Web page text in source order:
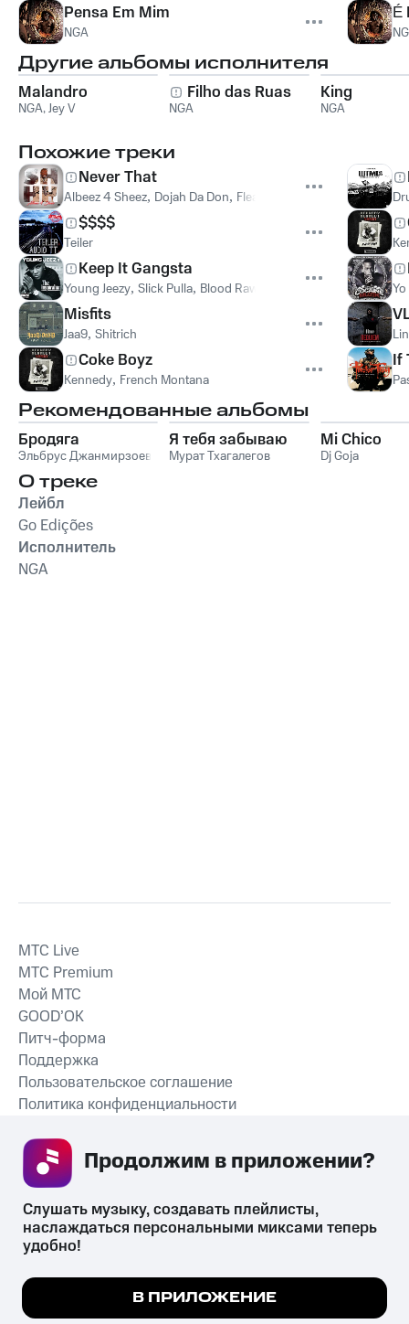
Pensa Em Mim
NGA
É
Другие альбомы исполнителя
Malandro
NGA,Jey V
Filho das Ruas
NGA
King
NGA
Похожие треки
Never That
Albeez 4 Sheez, Dojah Da Don, Fleaks
$$$$
Teiler
Keep It Gangsta
Young Jeezy, Slick Pulla, Blood Raw
Misfits
Jaa9, Shitrich
Coke Boyz
Kennedy, French Montana
If
Рекомендованные альбомы
Бродяга
Эльбрус Джанмирзоев
Я тебя забываю
Мурат Тхагалегов
Mi Chico
Dj Goja
О треке
Лейбл
Go Edições
Исполнитель
NGA
СКАЧАТЬ ПРИЛОЖЕНИЕ
MTС Live
MTС Premium
Мой МТС
GOOD’OK
Питч-форма
Поддержка
Пользовательское соглашение
Политика конфиденциальности
психотропных веществ, их аналогов причиняет вред здоровью,
их незаконный оборот запрещён и влечёт установленную
законодательством ответственность.
Мы используем куки, чтобы на сайте все
Подробнее
Слушать музыку, создавать плейлисты,
наслаждаться персональными миксами теперь
удобно!
В ПРИЛОЖЕНИЕ